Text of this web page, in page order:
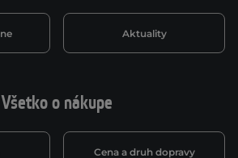
Všetko o nákupe
Cena a druh dopravy
Aktuality